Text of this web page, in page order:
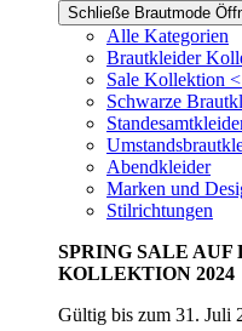
Schließe Brautmode
Alle Kategorien
Brautkleider
Sale Kollektion
Schwarze
Abendkleider
Marken und
Stilrichtungen
SPRING SALE
KOLLEKTION 2024
Gültig bis zum 31. Juli